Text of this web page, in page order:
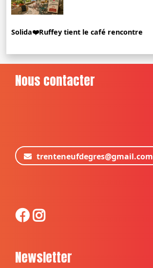
Solida❤️Ruffey tient le café rencontre
Nous contacter
trenteneufdegres@gmail.com
Newsletter